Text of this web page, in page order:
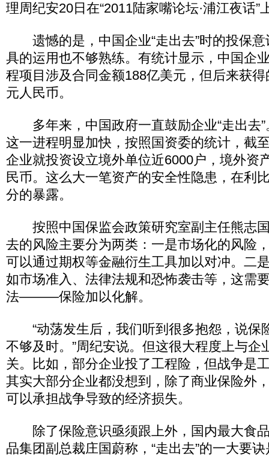
理周纪安20日在“2011陆家嘴论坛·浦江夜话”
遗憾的是，中国企业“走出去”时的投保意
具的运用也不够熟练。有统计显示，中国企
程项目涉及合同金额188亿美元，但后来获
元人民币。
多年来，中国政府一直鼓励企业“走出去”
这一进程明显加快，按照国资委的统计，截
企业就投资设立境外单位近6000户，境外资
民币。这么大一笔资产的安全性隐患，在利
分的暴露。
按照中国保监会政策研究室副主任熊志
去的风险主要分为两类：一是市场化的风险
可以通过期权等金融衍生工具加以对冲。二
如市场准入、法律法规和恐怖袭击等，这需
法———保险加以化解。
“动荡发生后，我们听到很多抱怨，说保
不够及时。”周纪安说。但这很大程度上与企
关。比如，部分企业投了工程险，但战争是
其实大部分企业都没想到，除了商业保险外
可以承担战争导致的经济损失。
除了保险意识亟须跟上外，国内最大食
品集团副总裁庄国蔚称，“走出去”的一大要诀